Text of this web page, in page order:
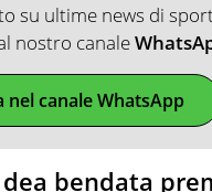
su ultime news di
nostro canale
nel canale WhatsApp
bendata